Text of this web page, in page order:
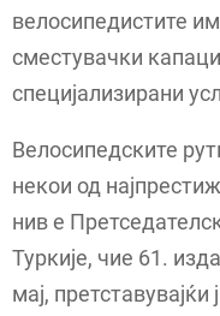
велосипедистите
сместувачки
специјализирани
Велосипедските
некои од
нив е
Туркије, чие 61.
мај,